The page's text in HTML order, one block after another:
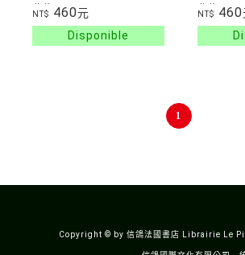
舊約
NT$ 460元
舊約
NT$ 460
1
Copyright © by 信鴿法國書店 Librairie Le